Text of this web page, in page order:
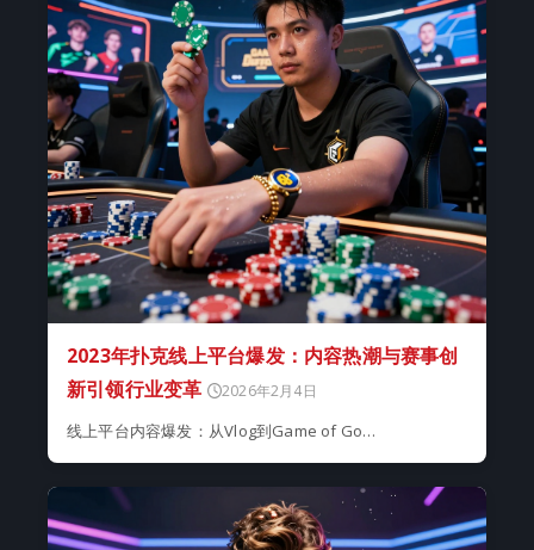
2023年扑克线上平台爆发：内容热潮与赛事创
新引领行业变革
2026年2月4日
线上平台内容爆发：从Vlog到Game of Go…